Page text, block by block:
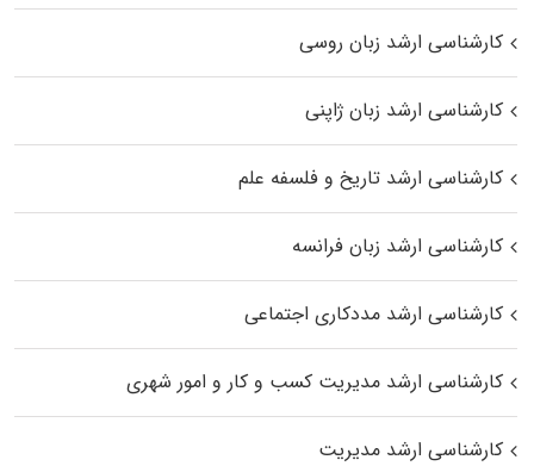
کارشناسی ارشد زبان روسی
کارشناسی ارشد زبان ژاپنی
کارشناسی ارشد تاریخ و فلسفه علم
کارشناسی ارشد زبان فرانسه
کارشناسی ارشد مددکاری اجتماعی
کارشناسی ارشد مدیریت کسب و کار و امور شهری
کارشناسی ارشد مدیریت